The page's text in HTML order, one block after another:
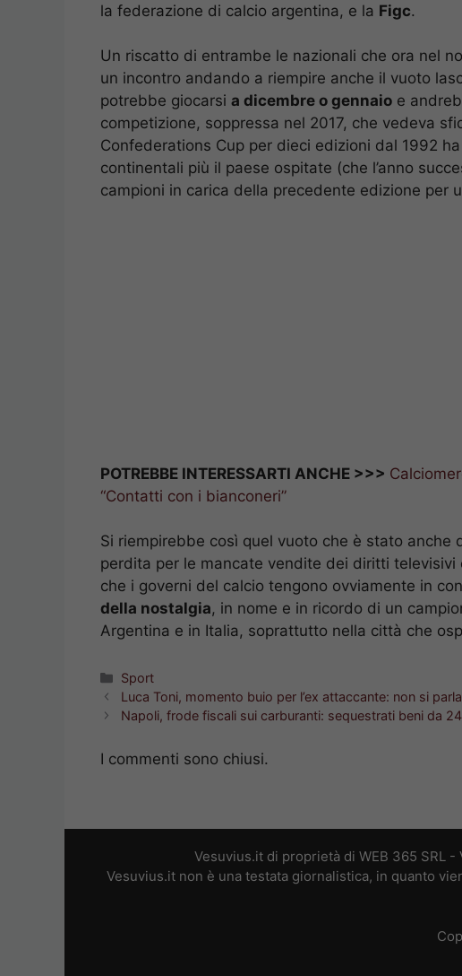
la federazione di calcio argentina, e la Figc.
Un riscatto di entrambe le nazionali che ora nel
un incontro andando a riempire anche il vuoto
potrebbe giocarsi a dicembre o gennaio e
competizione, soppressa nel 2017, che vedeva
Confederations Cup per dieci edizioni dal 1992
continentali più il paese ospitate (che l’anno
campioni in carica della precedente edizione per
POTREBBE INTERESSARTI ANCHE >>>
“Contatti con i bianconeri”
Si riempirebbe così quel vuoto che è stato anche
perdita per le mancate vendite dei diritti
che i governi del calcio tengono ovviamente in
della nostalgia, in nome e in ricordo di un
Argentina e in Italia, soprattutto nella città che
Categorie
Sport
Luca Toni, momento buio per l’ex attaccante: non si parla
Napoli, frode fiscali sui carburanti: sequestrati beni da
I commenti sono chiusi.
Vesuvius.it di proprietà di WEB 365 SRL -
Vesuvius.it non è una testata giornalistica, in quanto